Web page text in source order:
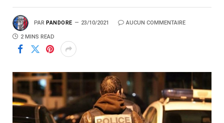
PAR PANDORE 23/10/2021 AUCUN COMMENTAIRE
2 MINS READ